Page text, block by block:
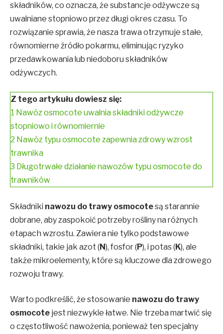
składników, co oznacza, że substancje odżywcze są
uwalniane stopniowo przez długi okres czasu. To
rozwiązanie sprawia, że nasza trawa otrzymuje stałe,
równomierne źródło pokarmu, eliminując ryzyko
przedawkowania lub niedoboru składników
odżywczych.
Z tego artykułu dowiesz się:
1 Nawóz osmocote uwalnia składniki odżywcze
stopniowo i równomiernie
2 Nawóz typu osmocote zapewnia zdrowy wzrost
trawnika
3 Długotrwałe działanie nawozów typu osmocote do
trawników
Składniki nawozu do trawy osmocotesą starannie
dobrane, aby zaspokoić potrzeby rośliny na różnych
etapach wzrostu. Zawiera nie tylko podstawowe
składniki, takie jak azot (N), fosfor (P), i potas (K), ale
także mikroelementy, które są kluczowe dla zdrowego
rozwoju trawy.
Warto podkreślić, że stosowanie nawozu do trawy
osmocote jest niezwykle łatwe. Nie trzeba martwić się
o częstotliwość nawożenia, ponieważ ten specjalny